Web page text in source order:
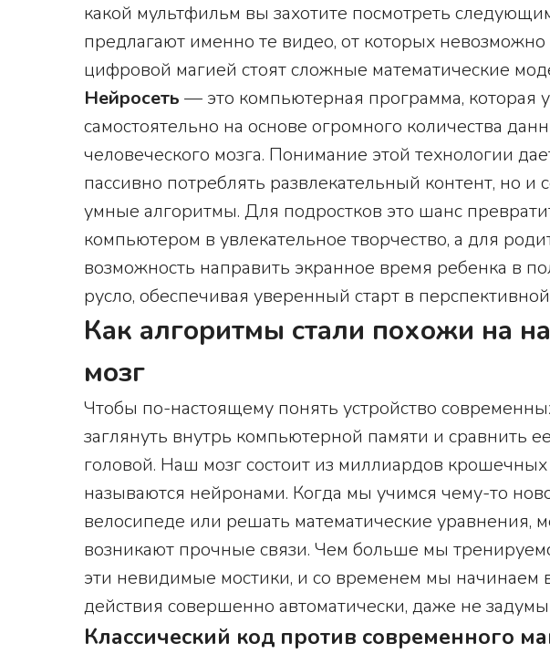
какой мультфильм вы захотите посмотреть
предлагают именно те видео, от которых невозможно
цифровой магией стоят сложные математические
Нейросеть — это компьютерная программа, которая
самостоятельно на основе огромного количества
человеческого мозга. Понимание этой технологии
пассивно потреблять развлекательный контент, но и
умные алгоритмы. Для подростков это шанс
компьютером в увлекательное творчество, а для
возможность направить экранное время ребенка в
русло, обеспечивая уверенный старт в
Как алгоритмы стали похожи на
мозг
Чтобы по-настоящему понять устройство
заглянуть внутрь компьютерной памяти и сравнить
головой. Наш мозг состоит из миллиардов крошечных
называются нейронами. Когда мы учимся чему-то
велосипеде или решать математические уравнения,
возникают прочные связи. Чем больше мы
эти невидимые мостики, и со временем мы начинаем
действия совершенно автоматически, даже не
Классический код против современного